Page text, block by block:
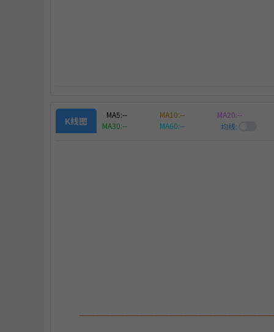
策略
K线图
MA5:-- MA10:-- MA20:--
MA30:-- MA60:-- 均线: